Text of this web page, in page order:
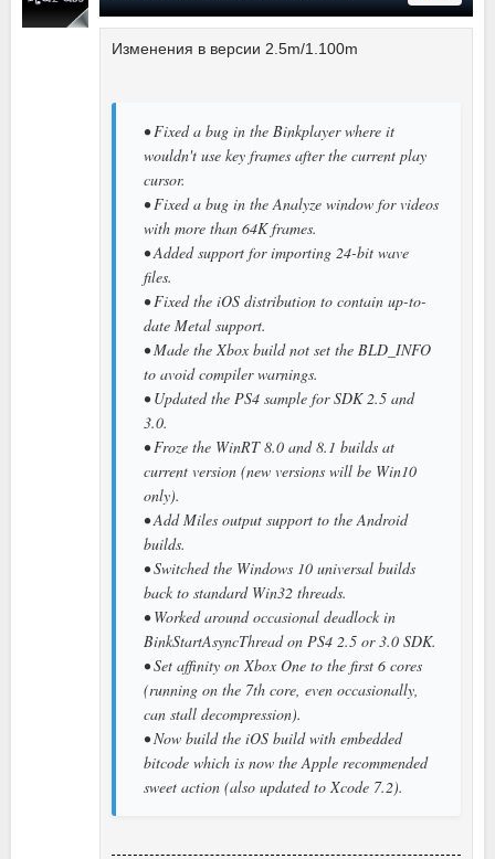
Изменения в версии 2.5m/1.100m
• Fixed a bug in the Binkplayer where it
wouldn't use key frames after the current play
cursor.
• Fixed a bug in the Analyze window for videos
with more than 64K frames.
• Added support for importing 24-bit wave
files.
• Fixed the iOS distribution to contain up-to-
date Metal support.
• Made the Xbox build not set the BLD_INFO
to avoid compiler warnings.
• Updated the PS4 sample for SDK 2.5 and
3.0.
• Froze the WinRT 8.0 and 8.1 builds at
current version (new versions will be Win10
only).
• Add Miles output support to the Android
builds.
• Switched the Windows 10 universal builds
back to standard Win32 threads.
• Worked around occasional deadlock in
BinkStartAsyncThread on PS4 2.5 or 3.0 SDK.
• Set affinity on Xbox One to the first 6 cores
(running on the 7th core, even occasionally,
can stall decompression).
• Now build the iOS build with embedded
bitcode which is now the Apple recommended
sweet action (also updated to Xcode 7.2).